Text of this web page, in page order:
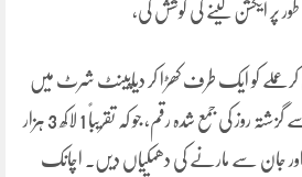
پر ایکشن لینے کی کوشش کی،
کر عملے کو ایک طرف کھڑا کر دیاپینٹ شرٹ میں
ملبوس حملہ آور نے بلال حیدر سے گزشتہ روز کی جمع شدہ رقم، جو کہ تقریباً 1 لاکھ 3 ہزار
جان سے مارنے کی دھمکیاں دیں۔ اچانک